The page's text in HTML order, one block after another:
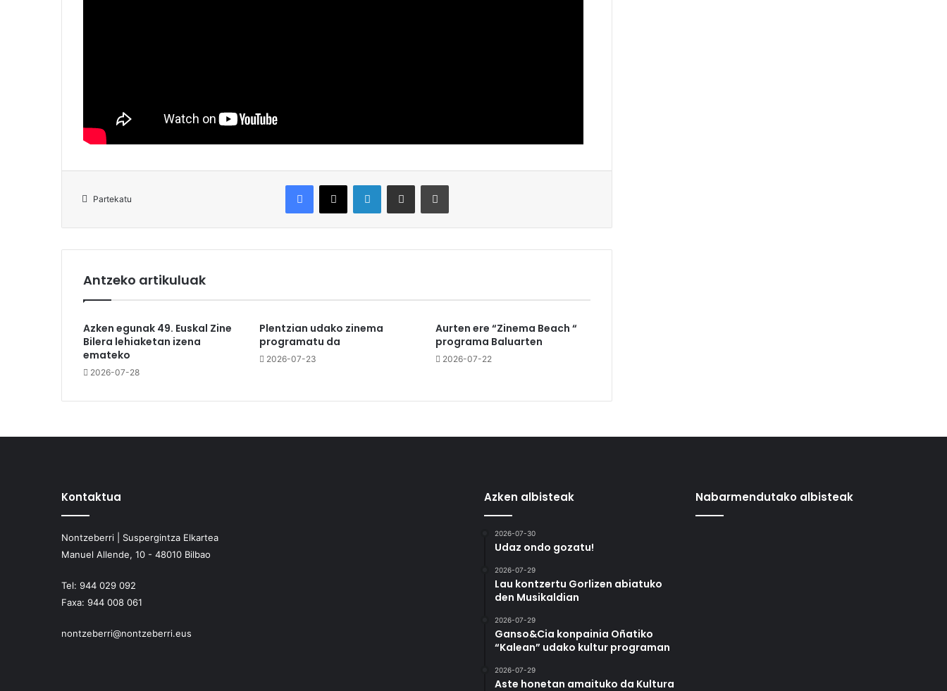
Partekatu
Antzeko artikuluak
Azken egunak 49. Euskal Zine
Bilera lehiaketan izena
emateko
2026-07-28
Plentzian udako zinema
programatu da
2026-07-23
Aurten ere “Zinema Beach “
programa Baluarten
2026-07-22
Kontaktua
Nontzeberri | Suspergintza Elkartea
Manuel Allende, 10 - 48010 Bilbao
Tel: 944 029 092
Faxa: 944 008 061
nontzeberri@nontzeberri.eus
Azken albisteak
2026-07-30
Udaz ondo gozatu!
2026-07-29
Lau kontzertu Gorlizen abiatuko
den Musikaldian
2026-07-29
Ganso&Cia konpainia Oñatiko
“Kalean” udako kultur programan
2026-07-29
Aste honetan amaituko da Kultura
Nabarmendutako albisteak